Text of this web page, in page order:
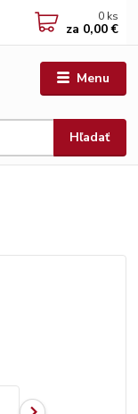
Menu
Hľadať
0 ks
za 0,00 €